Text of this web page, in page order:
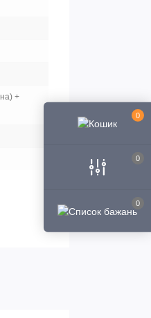
0
0
0
+